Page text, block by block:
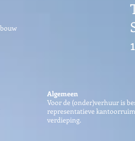
Algemeen
Voor de (onder)verhuur is
representatieve
verdieping.